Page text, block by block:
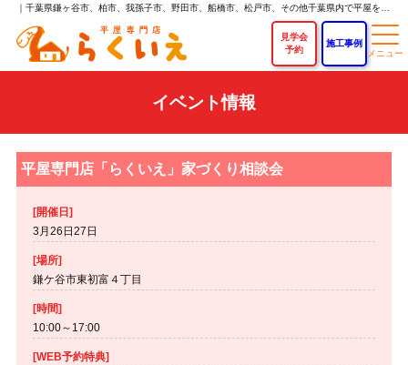
見学会
予約
施工事例
イベント情報
平屋専門店「らくいえ」家づくり相談会
[開催日]
3月26日27日
[場所]
鎌ケ谷市東初富４丁目
[時間]
10:00～17:00
[WEB予約特典]